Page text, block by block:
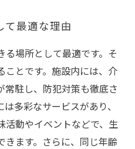
て最適な理由
場所として最適です。そ
ことです。施設内には、介
駐し、防犯対策も徹底さ
多彩なサービスがあり、
活動やイベントなどで、生
きます。さらに、同じ年齢